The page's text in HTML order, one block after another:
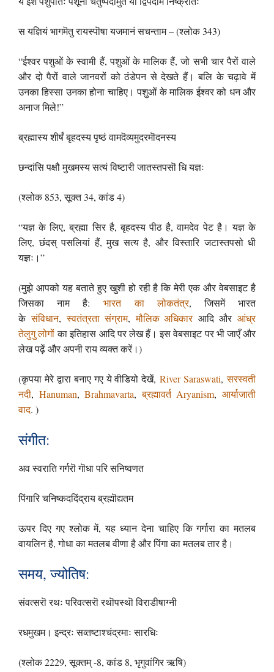
स यज्ञियं भागमॆतु रायस्पॊषा यजमानं सचन्ताम – (श्लोक 343)
“ईश्वर पशुओं के स्वामी हैं, पशुओं के मालिक हैं, जो सभी चार पैरों वाले
और दो पैरों वाले जानवरों को ठंडेपन से देखते हैं। बलि के चढ़ावे में
उनका हिस्सा उनका होना चाहिए। पशुओं के मालिक ईश्वर को धन और
अनाज मिले!”
ब्रह्मास्य शीर्षं बृहदस्य पृष्ठं वामदॆव्यमुदरमॊदनस्य
छन्दांसि पक्षौ मुखमस्य सत्यं विष्टारी जातस्तपसॊ धि यज्ञः
(श्लोक 853, सूक्त 34, कांड 4)
“यज्ञ के लिए, ब्रह्मा सिर है, बृहदस्य पीठ है, वामदेव पेट है। यज्ञ के
लिए, छंदस् पसलियां हैं, मुख सत्य है, और विस्तारि जटास्तपसो धी
यज्ञः।”
(मुझे आपको यह बताते हुए खुशी हो रही है कि मेरी एक और वेबसाइट है
जिसका नाम है:भारत का लोकतंत्र, जिसमें भारत
केसंविधान,स्वतंत्रता संग्राम,मौलिक अधिकारआदि और आंध्र
तेलुगु लोगोंका इतिहास आदि पर लेख हैं। इस वेबसाइट पर भी जाएँ और
लेख पढ़ें और अपनी राय व्यक्त करें।)
(कृपया मेरे द्वारा बनाए गए ये वीडियो देखें,River Saraswati,सरस्वती
नदी, Hanuman,Brahmavarta,ब्रह्मावर्त Aryanism,आर्याजाती
वाद. )
संगीत:
अव स्वराति गर्गरॊ गॊधा परि सनिष्वणत
पिंगारि चनिष्कददिंद्राय ब्रह्मॊद्यतम
ऊपर दिए गए श्लोक में, यह ध्यान देना चाहिए कि गर्गारा का मतलब
वायलिन है, गोधा का मतलब वीणा है और पिंगा का मतलब तार है।
समय, ज्योतिष:
संवत्सरॊ रथः परिवत्सरॊ रथॊपस्थॊ विराडीषाग्नी
रधमुखम। इन्द्रः सव्तष्टाश्चंद्रमाः सारधिः
(श्लोक 2229, सूक्तम् -8, कांड 8, भृगुवांगिर ऋषि)